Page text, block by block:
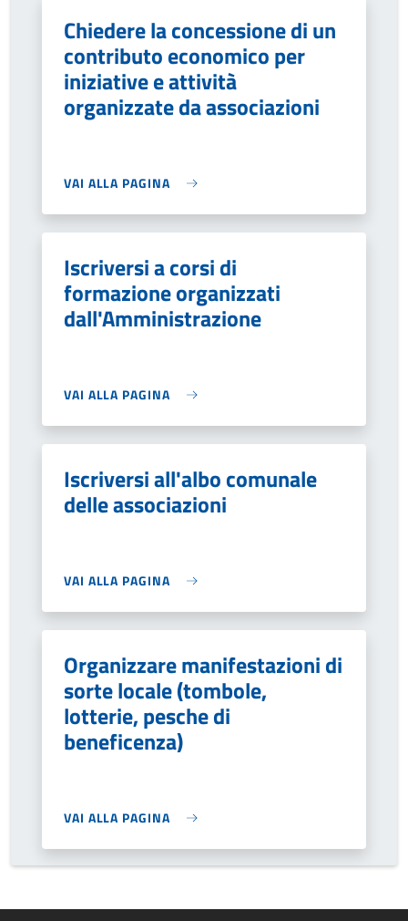
Chiedere la concessione di un
contributo economico per
iniziative e attività
organizzate da associazioni
VAI ALLA PAGINA
Iscriversi a corsi di
formazione organizzati
dall'Amministrazione
VAI ALLA PAGINA
Iscriversi all'albo comunale
delle associazioni
VAI ALLA PAGINA
Organizzare manifestazioni di
sorte locale (tombole,
lotterie, pesche di
beneficenza)
VAI ALLA PAGINA